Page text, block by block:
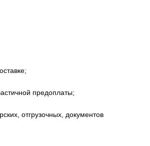
предоплаты;
отгрузочных, документов